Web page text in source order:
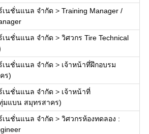
เนชั่นแนล จำกัด > Training Manager /
เนชั่นแนล จำกัด > วิศวกร Tire Technical
เนชั่นแนล จำกัด > เจ้าหน้าที่ฝึกอบรม
ร)
เนชั่นแนล จำกัด > เจ้าหน้าที่
มแบน สมุทรสาคร)
เนชั่นแนล จำกัด > วิศวกรห้องทดลอง :